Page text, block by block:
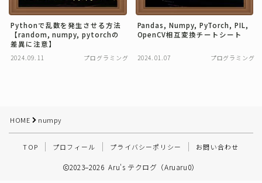
確率・統計
プログラミング
Pythonで乱数を発生させる方法
【random, numpy, pytorchの
差異に注意】
2024.09.11 プログラミング
Pandas, Numpy, PyTorch, PIL,
OpenCV相互変換チートシート
2024.01.07 プログラミング
HOME numpy
TOP プロフィール プライバシーポリシー お問い合わせ
2023–2026 Aru's テクログ（Aruaru0）